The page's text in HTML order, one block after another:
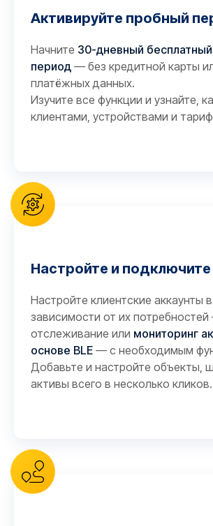
Активируйте пробный
Начните 30-дневный
период — без кредитной карты
платёжных данных.
Изучите все функции и узнайте,
клиентами, устройствами и
Настройте и подключите
Настройте клиентские аккаунты в
зависимости от их
отслеживание или мониторинг
основе BLE — с необходимым
Добавьте и настройте объекты,
активы всего в несколько кликов.